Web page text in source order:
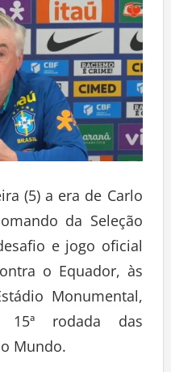
(5) a era de Carlo
da Seleção
e jogo oficial
o Equador, às
Monumental,
15ª rodada das
Mundo.